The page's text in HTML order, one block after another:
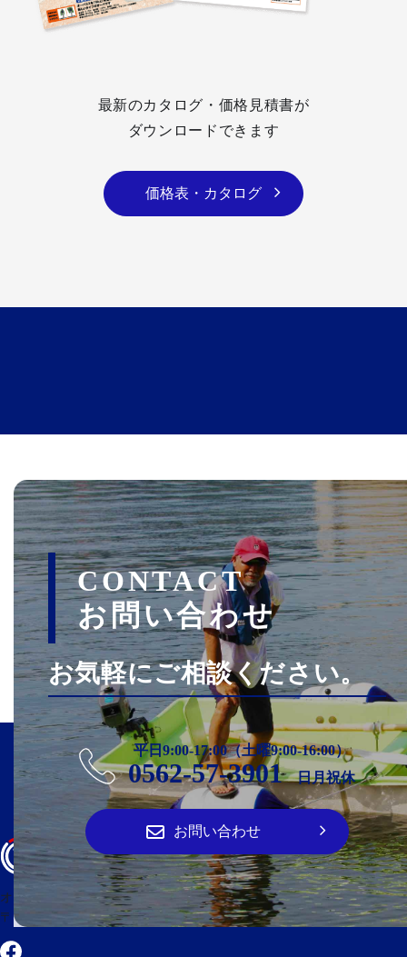
最新のカタログ・価格見積書が
ダウンロードできます
価格表・カタログ
CONTACT
お問い合わせ
お気軽にご相談ください。
平日9:00-17:00（土曜9:00-16:00）
0562-57-3901日月祝休
お問い合わせ
オーパ・クラフト
〒474-0023 愛知県大府市大東町2丁目100番地